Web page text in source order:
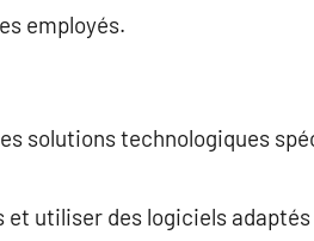
employés.
solutions technologiques
utiliser des logiciels